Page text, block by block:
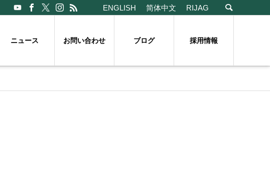
ENGLISH 简体中文 RIJAG
ニュース お問い合わせ ブログ 採用情報